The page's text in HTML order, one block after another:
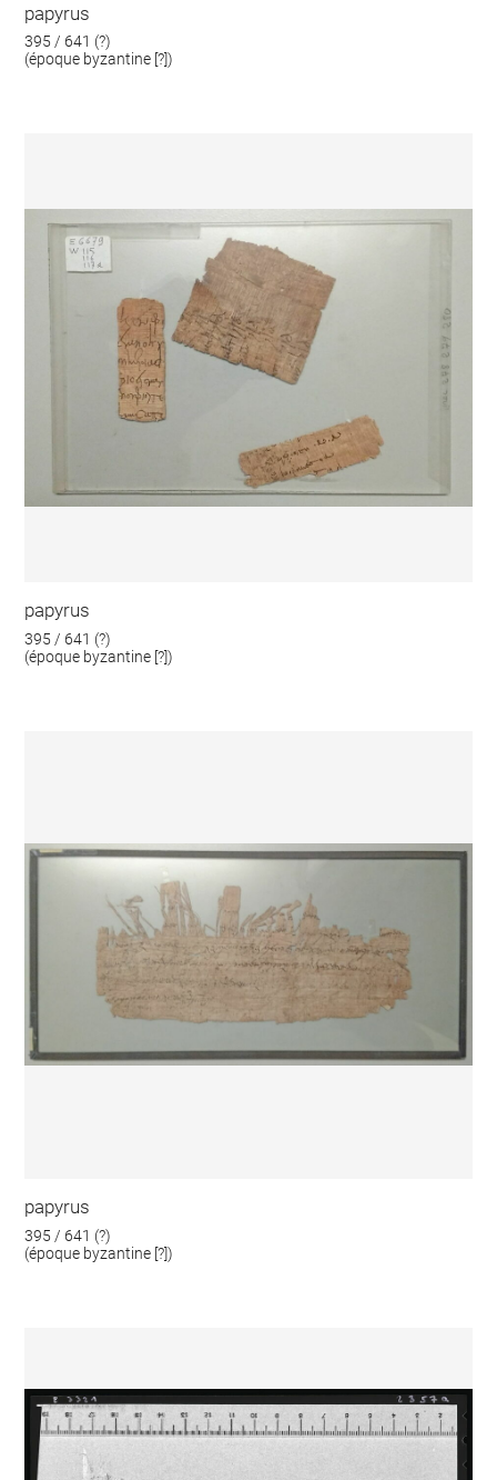
papyrus
395 / 641 (?)
(époque byzantine [?])
papyrus
395 / 641 (?)
(époque byzantine [?])
papyrus
395 / 641 (?)
(époque byzantine [?])